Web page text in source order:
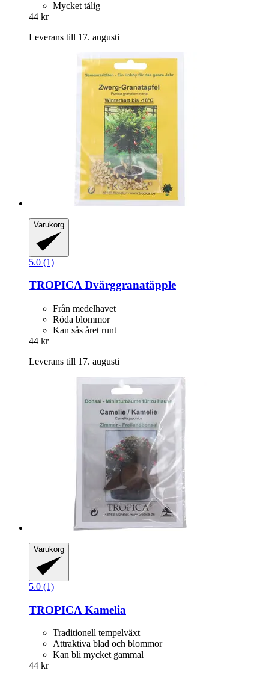
Mycket tålig
44 kr
Leverans till 17. augusti
Varukorg
5.0 (1)
TROPICADvärggranatäpple
Från medelhavet
Röda blommor
Kan sås året runt
44 kr
Leverans till 17. augusti
Varukorg
5.0 (1)
TROPICA Kamelia
Traditionell tempelväxt
Attraktiva blad och blommor
Kan bli mycket gammal
44 kr